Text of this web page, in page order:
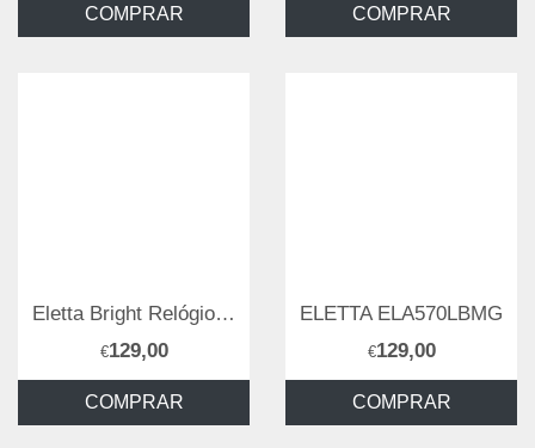
COMPRAR COMPRAR
Eletta Bright Relógio Mulher
€129,00
COMPRAR
ELETTA ELA570LBMG
€129,00
COMPRAR